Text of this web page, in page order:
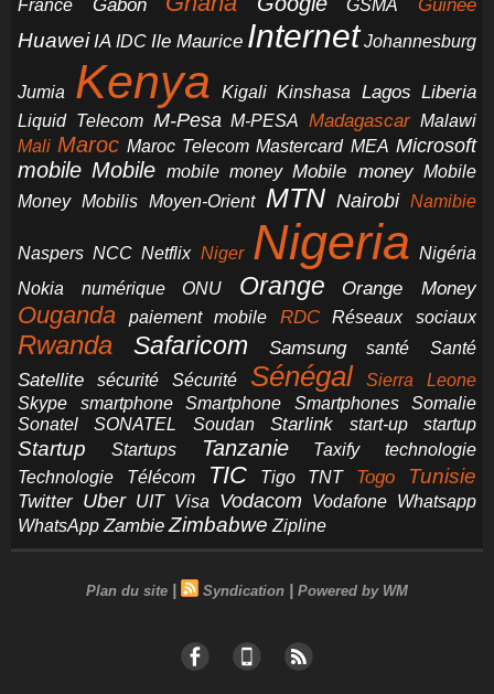
France
Gabon GSMA Guinée
Huawei IA IDC Ile Maurice Internet Johannesburg
Jumia Kenya Kigali Kinshasa Lagos Liberia
Liquid Telecom M-Pesa M-PESA Madagascar Malawi
Mali Maroc Maroc Telecom Mastercard MEA Microsoft
mobile Mobile mobile money Mobile money Mobile
Money Mobilis Moyen-Orient MTN Nairobi Namibie
Naspers NCC Netflix Niger Nigeria Nigéria
Nokia
numérique ONU Orange Orange Money
Ouganda paiement mobile RDC Réseaux sociaux
Rwanda Safaricom Samsung santé Santé
Satellite sécurité Sécurité Sénégal
Sierra Leone
Skype
smartphone Smartphone Smartphones
Somalie
Sonatel
SONATEL Soudan Starlink start-up startup
Startup Startups Tanzanie Taxify
technologie
Technologie
Télécom TIC Tigo TNT Togo Tunisie
Twitter Uber UIT Visa Vodacom Vodafone Whatsapp
WhatsApp Zambie Zimbabwe Zipline
Plan du site | Syndication | Powered by WM